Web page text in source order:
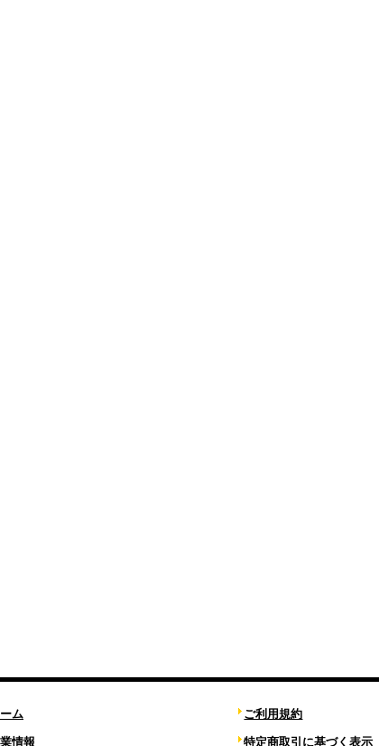
ム
情報
ご利用規約
特定商取引に基づく表示